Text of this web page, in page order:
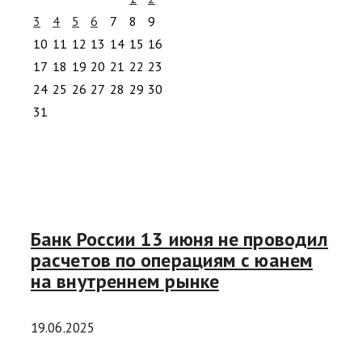
3
4 5 6 7 8
9
10 11 12 13 14 15 16
17 18 19 20 21 22 23
24 25 26 27 28 29 30
31
Банк России 13 июня не проводил
расчетов по операциям с юанем
на внутреннем рынке
19.06.2025